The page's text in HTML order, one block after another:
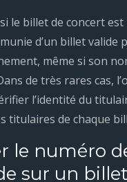
le billet de concert
d’un billet valide
même si son
de très rares cas,
l’identité du
titulaires de chaque
le numéro
sur un